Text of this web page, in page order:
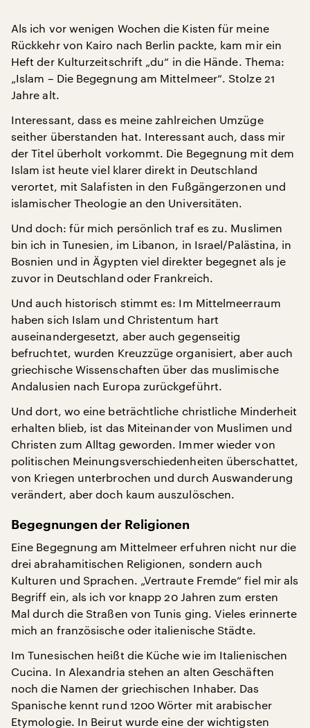
Als ich vor wenigen Wochen die Kisten für meine
Rückkehr von Kairo nach Berlin packte, kam mir ein
Heft der Kulturzeitschrift „du“ in die Hände. Thema:
„Islam – Die Begegnung am Mittelmeer“. Stolze 21
Jahre alt.
Interessant, dass es meine zahlreichen Umzüge
seither überstanden hat. Interessant auch, dass mir
der Titel überholt vorkommt. Die Begegnung mit dem
Islam ist heute viel klarer direkt in Deutschland
verortet, mit Salafisten in den Fußgängerzonen und
islamischer Theologie an den Universitäten.
Und doch: für mich persönlich traf es zu. Muslimen
bin ich in Tunesien, im Libanon, in Israel/Palästina, in
Bosnien und in Ägypten viel direkter begegnet als je
zuvor in Deutschland oder Frankreich.
Und auch historisch stimmt es: Im Mittelmeerraum
haben sich Islam und Christentum hart
auseinandergesetzt, aber auch gegenseitig
befruchtet, wurden Kreuzzüge organisiert, aber auch
griechische Wissenschaften über das muslimische
Andalusien nach Europa zurückgeführt.
Und dort, wo eine beträchtliche christliche Minderheit
erhalten blieb, ist das Miteinander von Muslimen und
Christen zum Alltag geworden. Immer wieder von
politischen Meinungsverschiedenheiten überschattet,
von Kriegen unterbrochen und durch Auswanderung
verändert, aber doch kaum auszulöschen.
Begegnungen der Religionen
Eine Begegnung am Mittelmeer erfuhren nicht nur die
drei abrahamitischen Religionen, sondern auch
Kulturen und Sprachen. „Vertraute Fremde“ fiel mir als
Begriff ein, als ich vor knapp 20 Jahren zum ersten
Mal durch die Straßen von Tunis ging. Vieles erinnerte
mich an französische oder italienische Städte.
Im Tunesischen heißt die Küche wie im Italienischen
Cucina. In Alexandria stehen an alten Geschäften
noch die Namen der griechischen Inhaber. Das
Spanische kennt rund 1200 Wörter mit arabischer
Etymologie. In Beirut wurde eine der wichtigsten